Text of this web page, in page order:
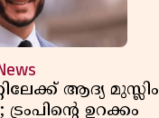
ആദ്യ മുസ്ലിം
ഉറക്കം